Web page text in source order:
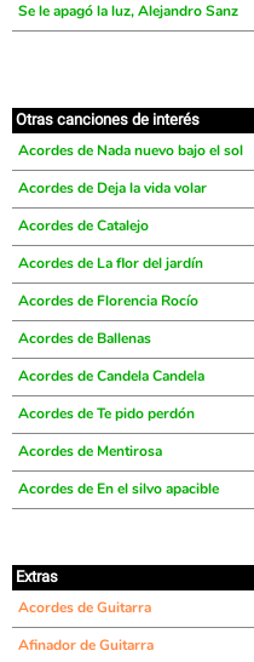
Se le apagó la luz, Alejandro Sanz
Otras canciones de interés
Acordes de Nada nuevo bajo el sol
Acordes de Deja la vida volar
Acordes de Catalejo
Acordes de La flor del jardín
Acordes de Florencia Rocío
Acordes de Ballenas
Acordes de Candela Candela
Acordes de Te pido perdón
Acordes de Mentirosa
Acordes de En el silvo apacible
Extras
Acordes de Guitarra
Afinador de Guitarra